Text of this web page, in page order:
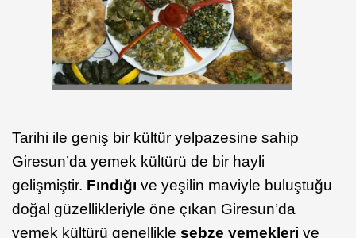
Tarihi ile geniş bir kültür yelpazesine sahip
Giresun’da yemek kültürü de bir hayli
gelişmiştir. Fındığı ve yeşilin maviyle buluştuğu
doğal güzellikleriyle öne çıkan Giresun’da
yemek kültürü genellikle sebze yemekleri ve